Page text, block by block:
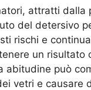
attratti dalla
del detersivo
rischi e
un risultato
abitudine può
vetri e causare